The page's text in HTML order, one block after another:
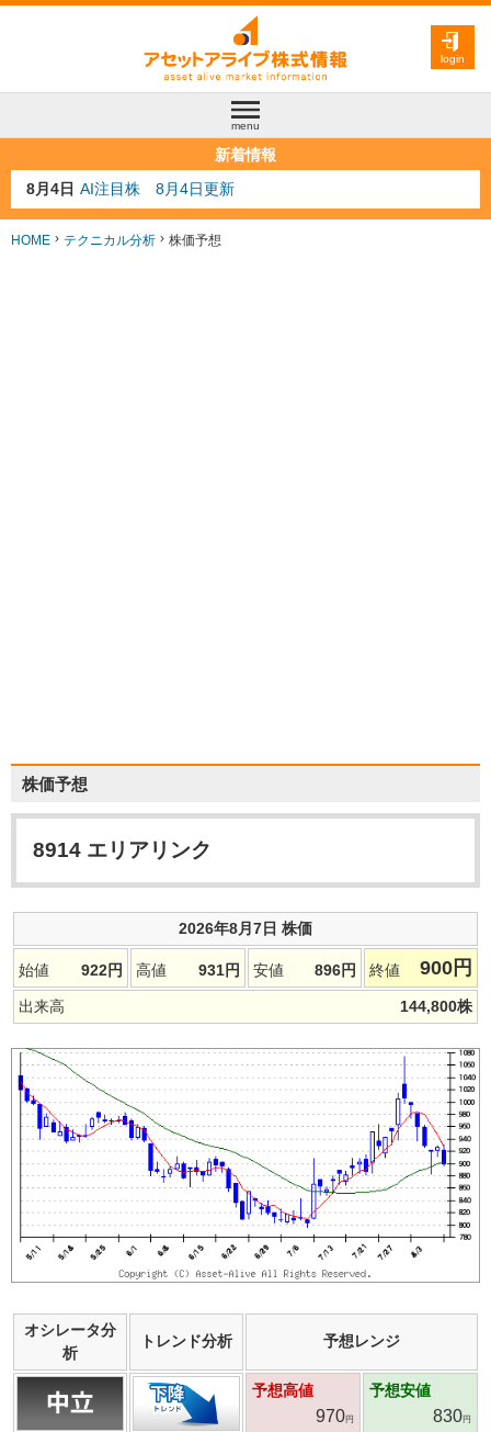
login
menu
新着情報
8月3日 人気業種注目株 8月3日更新
8月2日 金融注目株 8月2日更新
7月29日 日経225シグナル点灯
HOME テクニカル分析 株価予想
株価予想
8914 エリアリンク
2026年8月7日 株価
始値 922円 高値 931円 安値 896円 終値 900 円
出来高 144,800株
オシレータ分
析
トレンド分析 予想レンジ
予想高値
970円
予想安値
830円